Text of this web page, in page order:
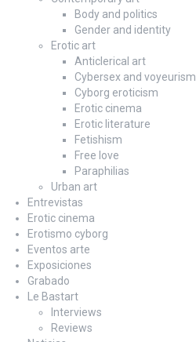
Body and politics
Gender and identity
Erotic art
Anticlerical art
Cybersex and voyeurism
Cyborg eroticism
Erotic cinema
Erotic literature
Fetishism
Free love
Paraphilias
Urban art
Entrevistas
Erotic cinema
Erotismo cyborg
Eventos arte
Exposiciones
Grabado
Le Bastart
Interviews
Reviews